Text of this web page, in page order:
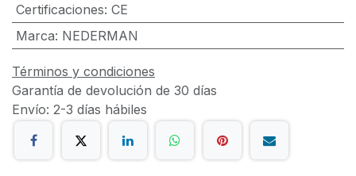
Certificaciones: CE
Marca: NEDERMAN
Términos y condiciones
Garantía de devolución de 30 días
Envío: 2-3 días hábiles